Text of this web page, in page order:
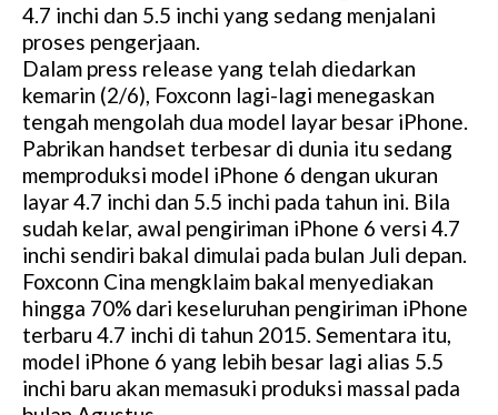
4.7 inchi dan 5.5 inchi yang sedang menjalani
proses pengerjaan.
Dalam press release yang telah diedarkan
kemarin (2/6), Foxconn lagi-lagi menegaskan
tengah mengolah dua model layar besar iPhone.
Pabrikan handset terbesar di dunia itu sedang
memproduksi model iPhone 6 dengan ukuran
layar 4.7 inchi dan 5.5 inchi pada tahun ini. Bila
sudah kelar, awal pengiriman iPhone 6 versi 4.7
inchi sendiri bakal dimulai pada bulan Juli depan.
Foxconn Cina mengklaim bakal menyediakan
hingga 70% dari keseluruhan pengiriman iPhone
terbaru 4.7 inchi di tahun 2015. Sementara itu,
model iPhone 6 yang lebih besar lagi alias 5.5
inchi baru akan memasuki produksi massal pada